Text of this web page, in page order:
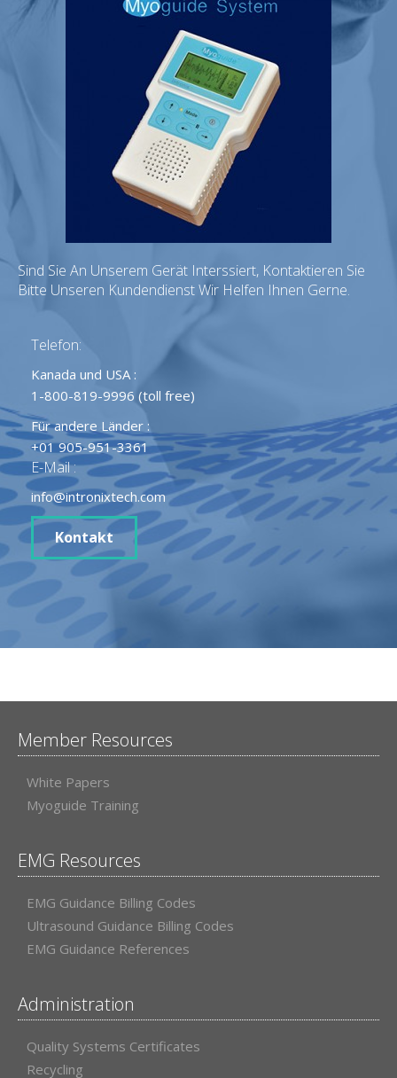
Sind Sie An Unserem Gerät Interssiert, Kontaktieren Sie
Bitte Unseren Kundendienst Wir Helfen Ihnen Gerne.
Telefon:
Kanada und USA :
1-800-819-9996 (toll free)
Für andere Länder :
+01 905-951-3361
E-Mail :
info@intronixtech.com
Kontakt
Member Resources
White Papers
Myoguide Training
EMG Resources
EMG Guidance Billing Codes
Ultrasound Guidance Billing Codes
EMG Guidance References
Administration
Quality Systems Certificates
Recycling